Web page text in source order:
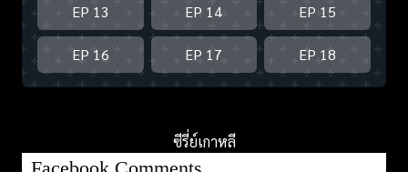
EP 13 EP 14 EP 15
EP 16 EP 17 EP 18
ซีรี่ย์เกาหลี